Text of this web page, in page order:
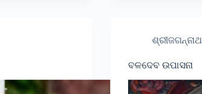
ଶ୍ରୀଜଗନ୍ନାଥ
ବଳଦେବ ଉପାସନା